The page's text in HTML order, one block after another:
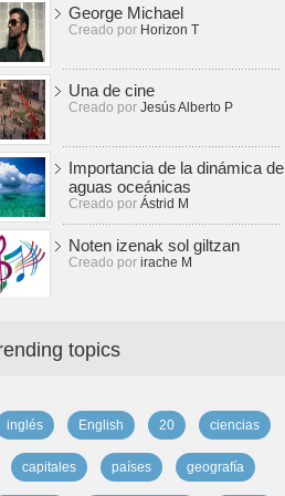
George Michael
Creado por Horizon T
Una de cine
Creado por Jesús Alberto P
Importancia de la dinámica de
aguas oceánicas
Creado por Ástrid M
Noten izenak sol giltzan
Creado por irache M
topics
inglés English 20 ciencias
capitales países geografía